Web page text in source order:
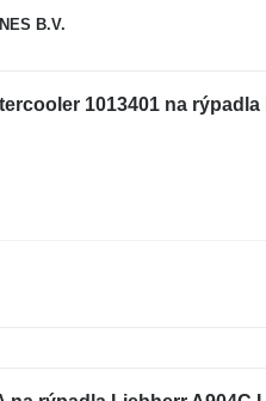
B.V.
1013401 na rýpadla